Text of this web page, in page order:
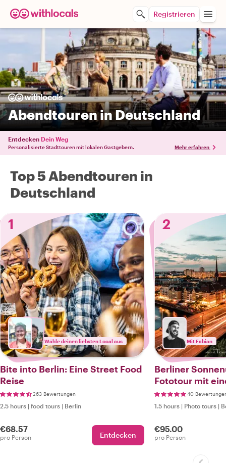
Registrieren
Abendtouren in Deutschland
Entdecken Dein Weg
Personalisierte Stadttouren mit lokalen Gastgebern. Mehr erfahren
Top 5 Abendtouren in
Deutschland
1
Wähle deinen liebsten Local aus
Bite into Berlin: Eine Street Food
Reise
263 Bewertungen
2.5 hours | food tours | Berlin
€68.57
pro Person Entdecken
2
Mit Fabian
Berliner
Fototour mit
Fotografen
40
1.5 hours | Photo tours |
€95.00
pro Person